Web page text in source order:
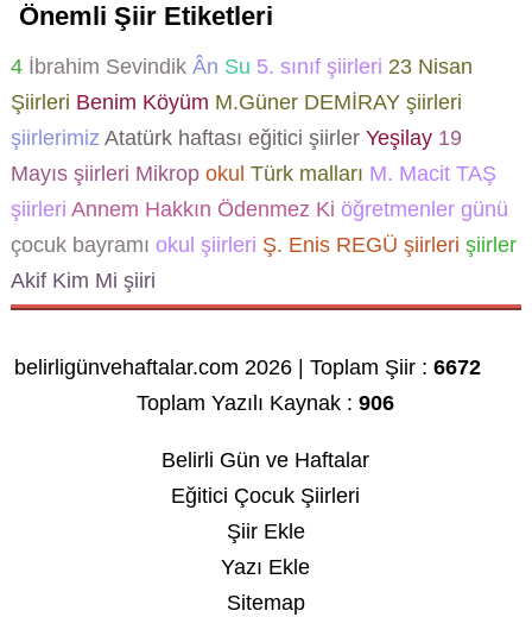
Önemli Şiir Etiketleri
4 İbrahim Sevindik Ân Su 5. sınıf şiirleri 23 Nisan
Şiirleri Benim Köyüm M.Güner DEMİRAY şiirleri
şiirlerimiz Atatürk haftası eğitici şiirler Yeşilay 19
Mayıs şiirleri Mikrop okul Türk malları M. Macit TAŞ
şiirleri Annem Hakkın Ödenmez Ki öğretmenler günü
çocuk bayramı okul şiirleri Ş. Enis REGÜ şiirleri şiirler
Akif Kim Mi şiiri
belirligünvehaftalar.com 2026 | Toplam Şiir :6672
Toplam Yazılı Kaynak :906
Belirli Gün ve Haftalar
Eğitici Çocuk Şiirleri
Şiir Ekle
Yazı Ekle
Sitemap